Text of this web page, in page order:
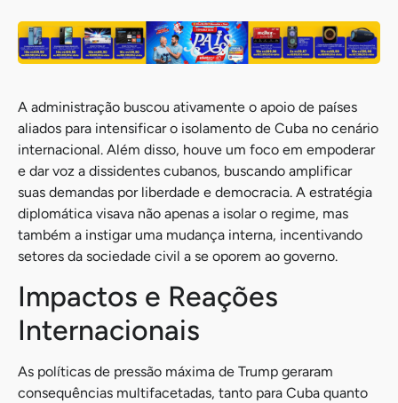
A administração buscou ativamente o apoio de países
aliados para intensificar o isolamento de Cuba no cenário
internacional. Além disso, houve um foco em empoderar
e dar voz a dissidentes cubanos, buscando amplificar
suas demandas por liberdade e democracia. A estratégia
diplomática visava não apenas a isolar o regime, mas
também a instigar uma mudança interna, incentivando
setores da sociedade civil a se oporem ao governo.
Impactos e Reações
Internacionais
As políticas de pressão máxima de Trump geraram
consequências multifacetadas, tanto para Cuba quanto